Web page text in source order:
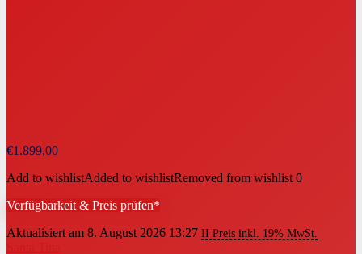
€1.899,00
Add to wishlistAdded to wishlistRemoved from wishlist 0
Verfügbarkeit & Preis prüfen*
Aktualisiert am 8. August 2026 13:27 II Preis inkl. 19% MwSt.